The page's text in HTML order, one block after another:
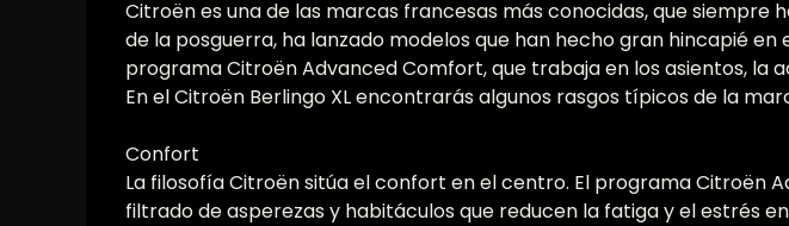
Citroën es una de las marcas francesas más conocidas, que
de la posguerra, ha lanzado modelos que han hecho gran hincapié
programa Citroën Advanced Comfort, que trabaja en los asientos, la
En el Citroën Berlingo XL encontrarás algunos rasgos típicos de la
Confort
La filosofía Citroën sitúa el confort en el centro. El programa Citroën
filtrado de asperezas y habitáculos que reducen la fatiga y el estrés en